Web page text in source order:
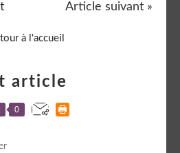
Article suivant »
à l'accueil
article
0